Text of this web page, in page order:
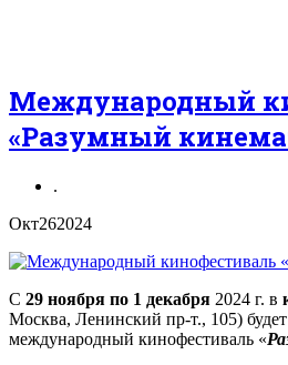
Международный
«Разумный
.
Окт262024
С 29 ноября по 1 декабря 2024 г. в
Москва, Ленинский пр-т., 105)
международный кинофестиваль «